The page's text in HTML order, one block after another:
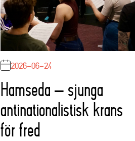
2026-06-24
Hamseda – sjunga
antinationalistisk krans
för fred